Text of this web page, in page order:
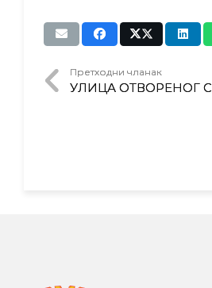
Претходни чланак
УЛИЦА ОТВОРЕНОГ